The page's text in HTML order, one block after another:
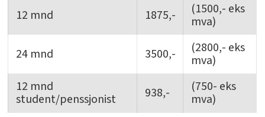
12 mnd
1875,- (1500,- eks
mva)
24 mnd
3500,- (2800,- eks
mva)
12 mnd
student/penssjonist 938,- (750- eks
mva)